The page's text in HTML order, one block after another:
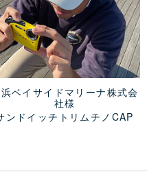
ベイサイドマリーナ株式会
社様
ンドイッチトリムチノCAP